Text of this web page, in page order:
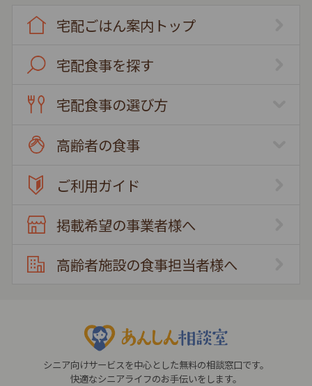
宅配ごはん案内トップ
宅配食事を探す
宅配食事の選び方
高齢者の食事
ご利用ガイド
掲載希望の事業者様へ
高齢者施設の食事担当者様へ
シニア向けサービスを中心とした無料の相談窓口です。
快適なシニアライフのお手伝いをします。